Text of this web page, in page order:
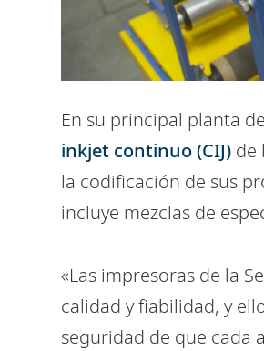
En su principal planta
inkjet continuo (CIJ) de
la codificación de sus
incluye mezclas de
«Las impresoras de la
calidad y fiabilidad, y
seguridad de que cada